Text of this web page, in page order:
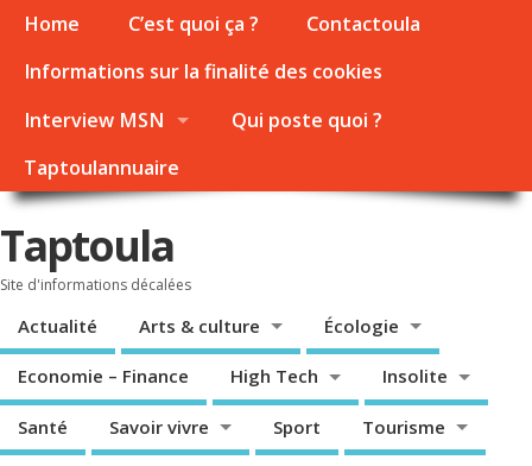
Home C’est quoi ça ?
Contactoula
Informations sur la finalité des cookies
Interview MSN
Qui poste quoi ?
Taptoulannuaire
Taptoula
Site d'informations décalées
Actualité Arts & culture Écologie
Economie – Finance High Tech Insolite
Santé Savoir vivre Sport Tourisme